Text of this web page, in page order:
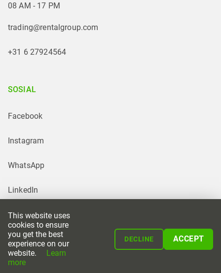
08 AM - 17 PM
trading@rentalgroup.com
+31 6 27924564
SOSIAL
Facebook
Instagram
WhatsApp
LinkedIn
Powered by
This website uses
cookies to ensure
you get the best
experience on our
website.
Learn
more
DECLINE ACCEPT